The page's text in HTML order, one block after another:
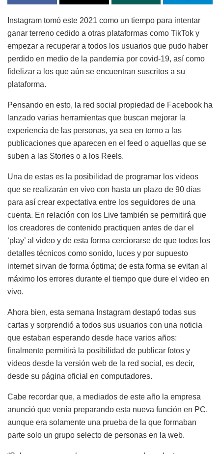
Instagram tomó este 2021 como un tiempo para intentar
ganar terreno cedido a otras plataformas como TikTok y
empezar a recuperar a todos los usuarios que pudo haber
perdido en medio de la pandemia por covid-19, así como
fidelizar a los que aún se encuentran suscritos a su
plataforma.
Pensando en esto, la red social propiedad de Facebook ha
lanzado varias herramientas que buscan mejorar la
experiencia de las personas, ya sea en torno a las
publicaciones que aparecen en el feed o aquellas que se
suben a las Stories o a los Reels.
Una de estas es la posibilidad de programar los videos
que se realizarán en vivo con hasta un plazo de 90 días
para así crear expectativa entre los seguidores de una
cuenta. En relación con los Live también se permitirá que
los creadores de contenido practiquen antes de dar el
‘play’ al video y de esta forma cerciorarse de que todos los
detalles técnicos como sonido, luces y por supuesto
internet sirvan de forma óptima; de esta forma se evitan al
máximo los errores durante el tiempo que dure el video en
vivo.
Ahora bien, esta semana Instagram destapó todas sus
cartas y sorprendió a todos sus usuarios con una noticia
que estaban esperando desde hace varios años:
finalmente permitirá la posibilidad de publicar fotos y
videos desde la versión web de la red social, es decir,
desde su página oficial en computadores.
Cabe recordar que, a mediados de este año la empresa
anunció que venía preparando esta nueva función en PC,
aunque era solamente una prueba de la que formaban
parte solo un grupo selecto de personas en la web.